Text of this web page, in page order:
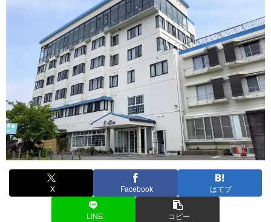
X Facebook はてブ
LINE コピー